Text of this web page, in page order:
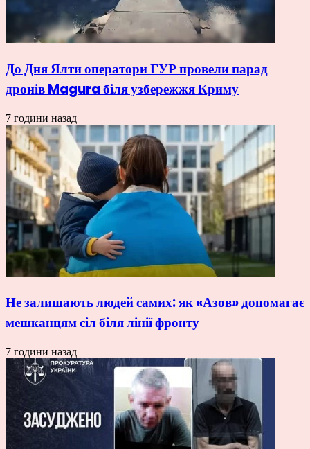
До Дня Ялти оператори ГУР провели парад
дронів Magura біля узбережжя Криму
7 години назад
Не залишають людей самих: як «Азов» допомагає
мешканцям сіл біля лінії фронту
7 години назад